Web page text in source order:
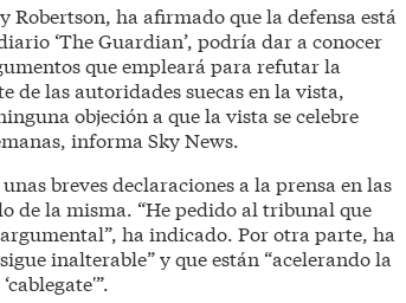
Robertson, ha afirmado que la defensa está
‘The Guardian’, podría dar a conocer
que empleará para refutar la
de las autoridades suecas en la vista,
objeción a que la vista se celebre
informa Sky News.
breves declaraciones a la prensa en las
de la misma. “He pedido al tribunal que
ha indicado. Por otra parte, ha
inalterable” y que están “acelerando la